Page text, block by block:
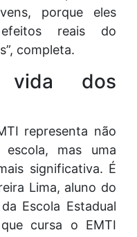
porque eles
efeitos reais do
completa.
vida dos
representa não
mas uma
significativa. É
Lima, aluno do
Escola Estadual
cursa o EMTI